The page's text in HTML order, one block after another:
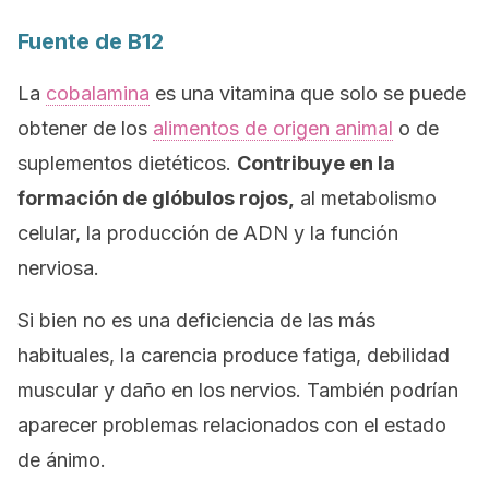
Fuente de B12
La cobalamina es una vitamina que solo se puede
obtener de los alimentos de origen animal o de
suplementos dietéticos. Contribuye en la
formación de glóbulos rojos, al metabolismo
celular, la producción de ADN y la función
nerviosa.
Si bien no es una deficiencia de las más
habituales, la carencia produce fatiga, debilidad
muscular y daño en los nervios. También podrían
aparecer problemas relacionados con el estado
de ánimo.